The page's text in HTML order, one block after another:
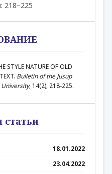
218–225
STYLE NATURE OF OLD
Bulletin of the Jusup
, 14(2), 218-225.
статьи
18.01.2022
23.04.2022